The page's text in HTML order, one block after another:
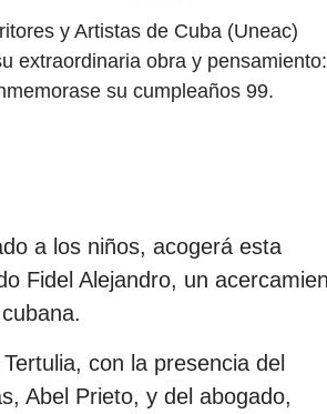
y Artistas de Cuba (Uneac)
extraordinaria obra y pensamiento:
su cumpleaños 99.
a los niños, acogerá esta
Fidel Alejandro, un
con la presencia del
Abel Prieto, y del abogado,